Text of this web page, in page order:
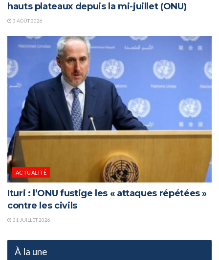
hauts plateaux depuis la mi-juillet (ONU)
3 AOÛT 2026
ACTUALITÉ
Ituri : l’ONU fustige les « attaques répétées »
contre les civils
31 JUILLET 2026
À la une